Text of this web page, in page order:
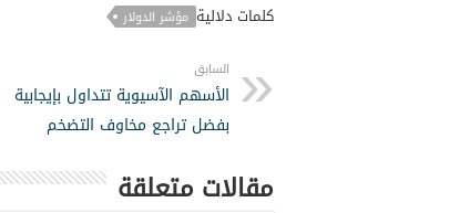
كلمات دلالية مؤشر الدولار
السابق
الأسهم الآسيوية تتداول بإيجابية
بفضل تراجع مخاوف التضخم
مقالات متعلقة